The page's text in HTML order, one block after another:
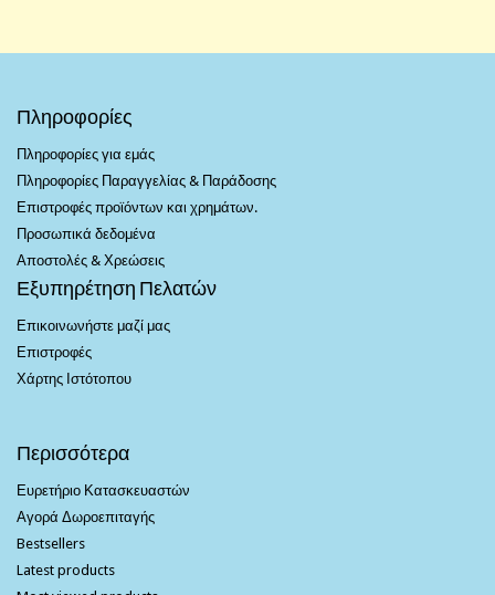
Πληροφορίες
Πληροφορίες για εμάς
Πληροφορίες Παραγγελίας & Παράδοσης
Επιστροφές προϊόντων και χρημάτων.
Προσωπικά δεδομένα
Αποστολές & Χρεώσεις
Εξυπηρέτηση Πελατών
Επικοινωνήστε μαζί μας
Επιστροφές
Χάρτης Ιστότοπου
Περισσότερα
Ευρετήριο Κατασκευαστών
Αγορά Δωροεπιταγής
Bestsellers
Latest products